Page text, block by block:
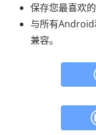
保存您最喜欢的
与所有Android
兼容。